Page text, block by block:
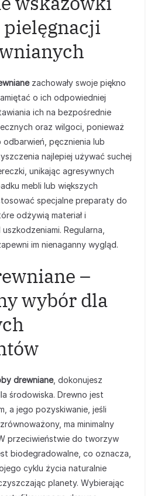
pielęgnacji
zachowały swoje piękno
o ich odpowiedniej
ich na bezpośrednie
oraz wilgoci, ponieważ
pęcznienia lub
najlepiej używać suchej
unikając agresywnych
mebli lub większych
specjalne preparaty do
odżywią materiał i
Regularna,
im nienaganny wygląd.
–
wybór dla
drewniane, dokonujesz
środowiska. Drewno jest
a jego pozyskiwanie, jeśli
ma minimalny
przeciwieństwie do tworzyw
biodegradowalne, co oznacza,
cyklu życia naturalnie
planety. Wybierając